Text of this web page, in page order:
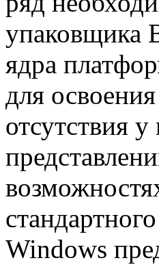
упаковщика
ядра
для
отсутствия
Windows